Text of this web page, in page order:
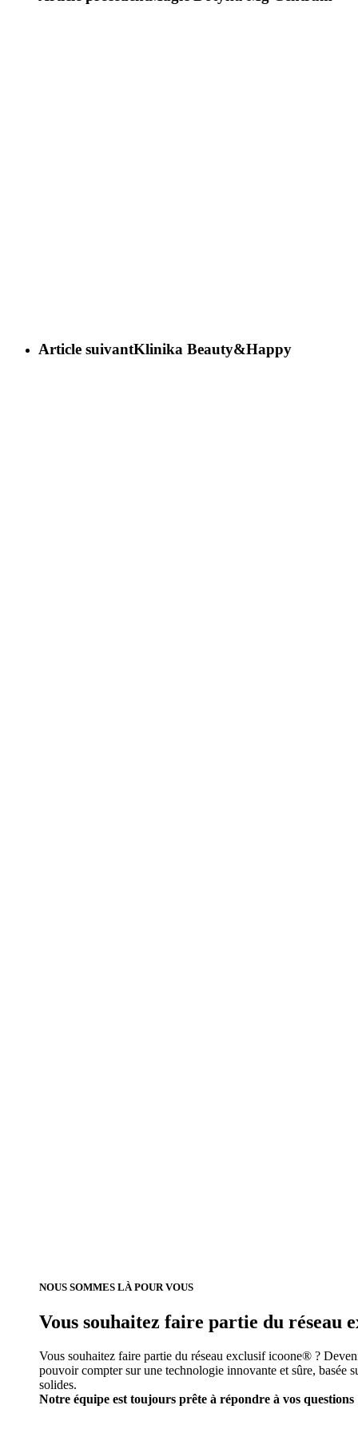
Article suivantKlinika Beauty&Happy
NOUS SOMMES LÀ POUR VOUS
Vous souhaitez faire partie du réseau
Vous souhaitez faire partie du réseau exclusif icoone® ?
pouvoir compter sur une technologie innovante et sûre, basée
solides.
Notre équipe est toujours prête à répondre à vos questions